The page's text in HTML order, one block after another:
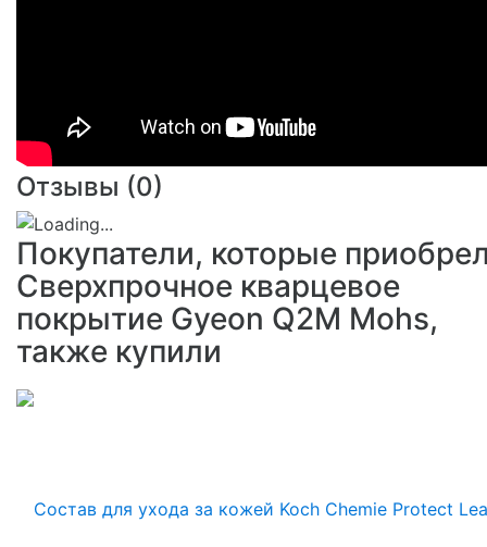
Отзывы (0)
Покупатели, которые
Сверхпрочное кварцевое
покрытие Gyeon Q2M Mohs,
также купили